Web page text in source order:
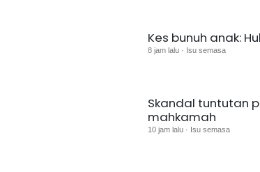
Kes bunuh anak:
8 jam lalu · Isu semasa
Skandal tuntutan
mahkamah
10 jam lalu · Isu semasa